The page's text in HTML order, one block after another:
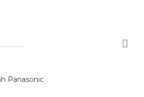
Panasonic